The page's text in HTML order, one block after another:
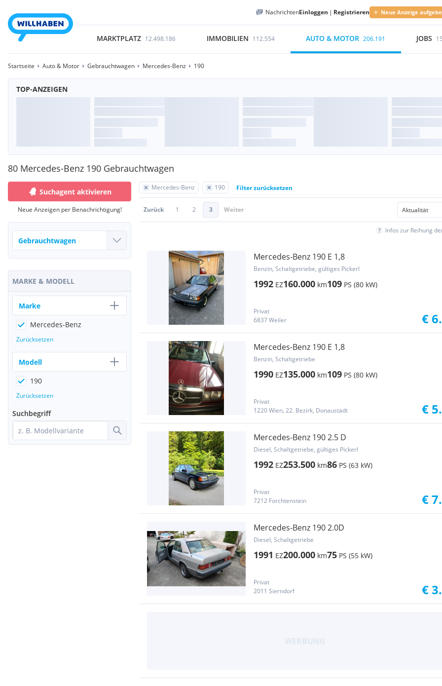
NachrichtenEinloggen | Registrieren Neue Anzeige
MARKTPLATZ 12.498.186 IMMOBILIEN 112.554 AUTO & MOTOR 206.191 JOBS
Startseite Auto & Motor Gebrauchtwagen Mercedes-Benz 190
TOP-ANZEIGEN
80 Mercedes-Benz 190 Gebrauchtwagen
Mercedes-Benz 190 Filter zurücksetzen
Zurück 1 2 3 Weiter
Infos zur Reihung
Mercedes-Benz 190 E 1,8
Benzin, Schaltgetriebe, gültiges Pickerl
1992 EZ160.000 km109 PS (80 kW)
Privat
6837 Weiler
€
Mercedes-Benz 190 E 1,8
Benzin, Schaltgetriebe
1990 EZ135.000 km109 PS (80 kW)
Privat
1220 Wien, 22. Bezirk, Donaustadt
€
Mercedes-Benz 190 2.5 D
Diesel, Schaltgetriebe, gültiges Pickerl
1992 EZ253.500 km86 PS (63 kW)
Privat
7212 Forchtenstein
€
Mercedes-Benz 190 2.0D
Diesel, Schaltgetriebe
1991 EZ200.000 km75 PS (55 kW)
Privat
2011 Sierndorf
€
Suchagent aktivieren
Neue Anzeigen per Benachrichtigung!
MARKE & MODELL
Marke
Mercedes-Benz
Zurücksetzen
Modell
190
Zurücksetzen
Suchbegriff